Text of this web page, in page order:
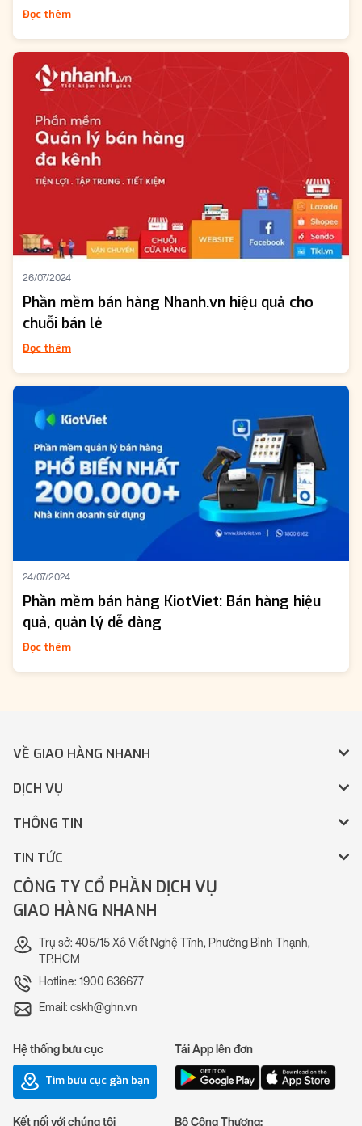
Đọc thêm
26/07/2024
Phần mềm bán hàng Nhanh.vn hiệu quả cho
chuỗi bán lẻ
Đọc thêm
24/07/2024
Phần mềm bán hàng KiotViet: Bán hàng hiệu
quả, quản lý dễ dàng
Đọc thêm
VỀ GIAO HÀNG NHANH
DỊCH VỤ
THÔNG TIN
TIN TỨC
CÔNG TY CỔ PHẦN DỊCH VỤ
GIAO HÀNG NHANH
Trụ sở: 405/15 Xô Viết Nghệ Tĩnh, Phường Bình Thạnh,
TP.HCM
Hotline: 1900 636677
Email: cskh@ghn.vn
Hệ thống bưu cục
Tìm bưu cục gần bạn
Tải App lên đơn
Kết nối với chúng tôi Bộ Công Thương: